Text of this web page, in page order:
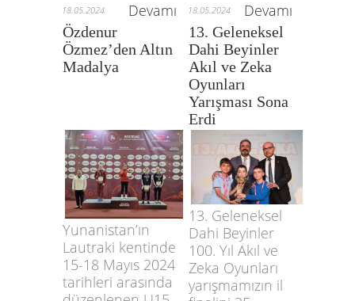
18.05.2024 Devamı 18.05.2024 Devamı
Özdenur
Özmez’den Altın
Madalya
13. Geleneksel
Dahi Beyinler
Akıl ve Zeka
Oyunları
Yarışması Sona
Erdi
Yunanistan’ın
Lautraki kentinde
15-18 Mayıs 2024
tarihleri arasında
13. Geleneksel
Dahi Beyinler
100. Yıl Akıl ve
Zeka Oyunları
yarışmamızın il